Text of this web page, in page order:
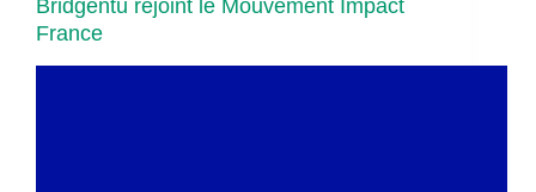
Bridgentu rejoint le Mouvement Impact
France